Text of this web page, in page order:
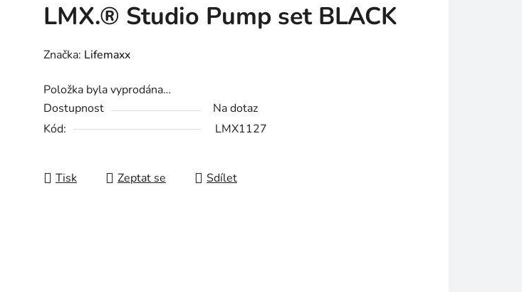
LMX.® Studio Pump set BLACK
Značka: Lifemaxx
Položka byla vyprodána…
Dostupnost
Na dotaz
Kód:
LMX1127
Tisk Zeptat se Sdílet